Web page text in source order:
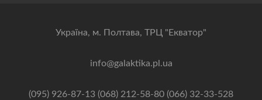
Українa, м. Полтава, ТРЦ "Екватор"
info@galaktika.pl.ua
(095) 926-87-13 (068) 212-58-80 (066) 32-33-528